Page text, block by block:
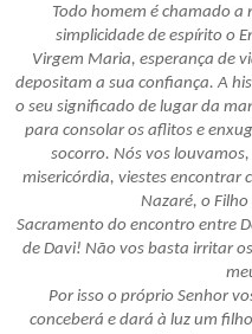
Todo homem é chamado a
simplicidade de espírito o
Virgem Maria, esperança de
depositam a sua confiança. A
o seu significado de lugar da
para consolar os aflitos e
socorro. Nós vos
misericórdia, viestes encontrar
Nazaré, o Filho
Sacramento do encontro entre
de Davi! Não vos basta irritar
Por isso o próprio Senhor
conceberá e dará à luz um